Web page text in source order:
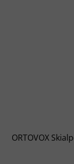
ORTOVOX